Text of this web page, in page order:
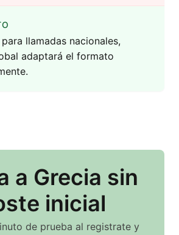
llamadas nacionales,
adaptará el formato
a Grecia sin
inicial
de prueba al registrate y